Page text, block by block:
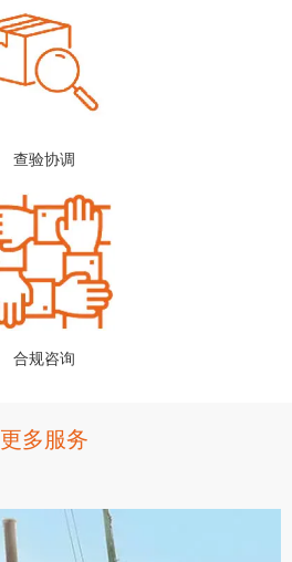
查验协调
合规咨询
更多服务